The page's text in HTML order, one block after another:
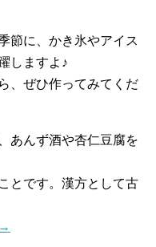
節に、かき氷やアイス
しますよ♪
、ぜひ作ってみてくだ
あんず酒や杏仁豆腐を
とです。漢方として古